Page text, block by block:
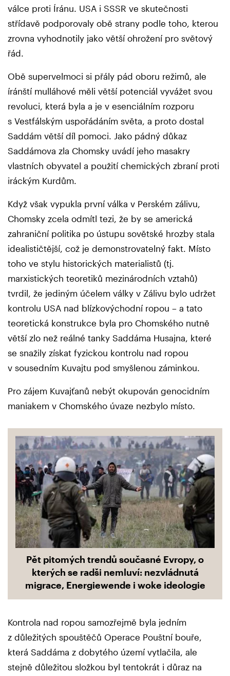
válce proti Íránu. USA i SSSR ve skutečnosti
střídavě podporovaly obě strany podle toho, kterou
zrovna vyhodnotily jako větší ohrožení pro světový
řád.
Obě supervelmoci si přály pád oboru režimů, ale
íránští mulláhové měli větší potenciál vyvážet svou
revoluci, která byla a je v esenciálním rozporu
s Vestfálským uspořádáním světa, a proto dostal
Saddám větší díl pomoci. Jako pádný důkaz
Saddámova zla Chomsky uvádí jeho masakry
vlastních obyvatel a použití chemických zbraní proti
iráckým Kurdům.
Když však vypukla první válka v Perském zálivu,
Chomsky zcela odmítl tezi, že by se americká
zahraniční politika po ústupu sovětské hrozby stala
idealističtější, což je demonstrovatelný fakt. Místo
toho ve stylu historických materialistů (tj.
marxistických teoretiků mezinárodních vztahů)
tvrdil, že jediným účelem války v Zálivu bylo udržet
kontrolu USA nad blízkovýchodní ropou – a tato
teoretická konstrukce byla pro Chomského nutně
větší zlo než reálné tanky Saddáma Husajna, které
se snažily získat fyzickou kontrolu nad ropou
v sousedním Kuvajtu pod smyšlenou záminkou.
Pro zájem Kuvajťanů nebýt okupován genocidním
maniakem v Chomského úvaze nezbylo místo.
Pět pitomých trendů současné Evropy, o
kterých se radši nemluví: nezvládnutá
migrace, Energiewende i woke ideologie
Kontrola nad ropou samozřejmě byla jedním
z důležitých spouštěčů Operace Pouštní bouře,
která Saddáma z dobytého území vytlačila, ale
stejně důležitou složkou byl tentokrát i důraz na